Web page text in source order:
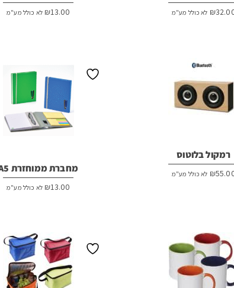
₪ לא כולל מע"מ ₪13.00 לא כולל מע"מ
רמקול בלוטוס
₪ לא כולל מע"מ מחברת ממוחזרת A5
₪13.00 לא כולל מע"מ